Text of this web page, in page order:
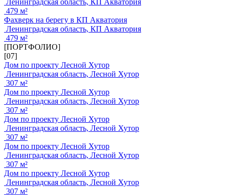
Ленинградская область, КП Акватория
479 м²
Фахверк на берегу в КП Акватория
Ленинградская область, КП Акватория
479 м²
[ПОРТФОЛИО]
[07]
Дом по проекту Лесной Хутор
Ленинградская область, Лесной Хутор
307 м²
Дом по проекту Лесной Хутор
Ленинградская область, Лесной Хутор
307 м²
Дом по проекту Лесной Хутор
Ленинградская область, Лесной Хутор
307 м²
Дом по проекту Лесной Хутор
Ленинградская область, Лесной Хутор
307 м²
Дом по проекту Лесной Хутор
Ленинградская область, Лесной Хутор
307 м²